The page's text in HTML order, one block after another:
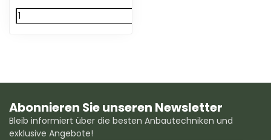
Abonnieren Sie unseren Newsletter
Bleib informiert über die besten Anbautechniken und
exklusive Angebote!